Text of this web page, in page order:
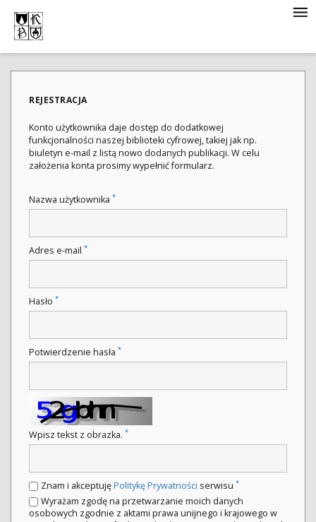
REJESTRACJA
Konto użytkownika daje dostęp do dodatkowej
funkcjonalności naszej biblioteki cyfrowej, takiej jak np.
biuletyn e-mail z listą nowo dodanych publikacji. W celu
założenia konta prosimy wypełnić formularz.
Nazwa użytkownika *
Adres e-mail *
Hasło *
Potwierdzenie hasła *
Wpisz tekst z obrazka. *
Znam i akceptujęPolitykę Prywatności serwisu *
Wyrażam zgodę na przetwarzanie moich danych
osobowych zgodnie z aktami prawa unijnego i krajowego w